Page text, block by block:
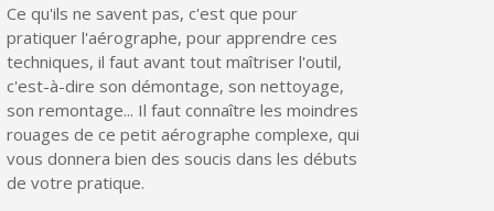
Ce qu'ils ne savent pas, c'est que pour
pratiquer l'aérographe, pour apprendre ces
techniques, il faut avant tout maîtriser l'outil,
c'est-à-dire son démontage, son nettoyage,
son remontage... Il faut connaître les moindres
rouages de ce petit aérographe complexe, qui
vous donnera bien des soucis dans les débuts
de votre pratique.